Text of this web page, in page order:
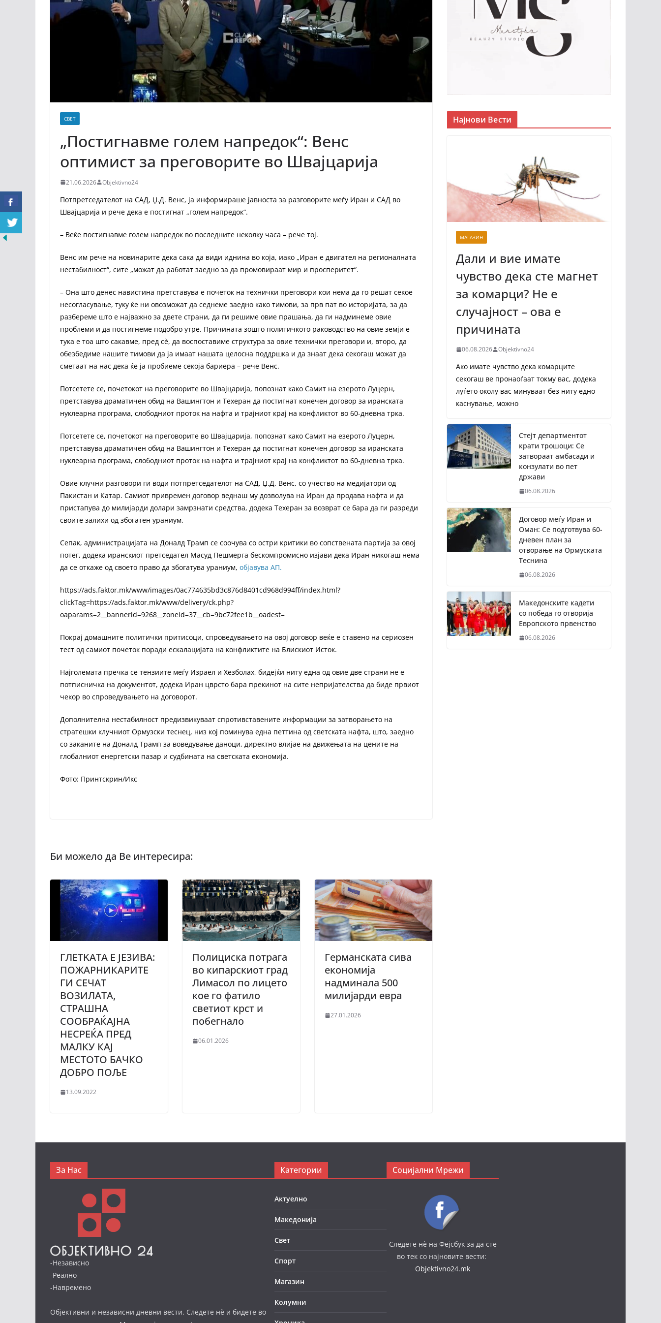
СВЕТ
„Постигнавме голем напредок“: Венс
оптимист за преговорите во Швајцарија
21.06.2026 Objektivno24
Потпретседателот на САД, Џ.Д. Венс, ја информираше јавноста за разговорите меѓу Иран и САД во
Швајцарија и рече дека е постигнат „голем напредок“.
– Веќе постигнавме голем напредок во последните неколку часа – рече тој.
Венс им рече на новинарите дека сака да види иднина во која, иако „Иран е двигател на регионалната
нестабилност“, сите „можат да работат заедно за да промовираат мир и просперитет“.
– Она што денес навистина претставува е почеток на технички преговори кои нема да го решат секое
несогласување, туку ќе ни овозможат да седнеме заедно како тимови, за прв пат во историјата, за да
разбереме што е најважно за двете страни, да ги решиме овие прашања, да ги надминеме овие
проблеми и да постигнеме подобро утре. Причината зошто политичкото раководство на овие земји е
тука е тоа што сакавме, пред сè, да воспоставиме структура за овие технички преговори и, второ, да
обезбедиме нашите тимови да ја имаат нашата целосна поддршка и да знаат дека секогаш можат да
сметаат на нас дека ќе ја пробиеме секоја бариера – рече Венс.
Потсетете се, почетокот на преговорите во Швајцарија, попознат како Самит на езерото Луцерн,
претставува драматичен обид на Вашингтон и Техеран да постигнат конечен договор за иранската
нуклеарна програма, слободниот проток на нафта и трајниот крај на конфликтот во 60-дневна трка.
Потсетете се, почетокот на преговорите во Швајцарија, попознат како Самит на езерото Луцерн,
претставува драматичен обид на Вашингтон и Техеран да постигнат конечен договор за иранската
нуклеарна програма, слободниот проток на нафта и трајниот крај на конфликтот во 60-дневна трка.
Овие клучни разговори ги води потпретседателот на САД, Џ.Д. Венс, со учество на медијатори од
Пакистан и Катар. Самиот привремен договор веднаш му дозволува на Иран да продава нафта и да
пристапува до милијарди долари замрзнати средства, додека Техеран за возврат се бара да ги разреди
своите залихи од збогатен ураниум.
Сепак, администрацијата на Доналд Трамп се соочува со остри критики во сопствената партија за овој
потег, додека иранскиот претседател Масуд Пешмерга бескомпромисно изјави дека Иран никогаш нема
да се откаже од своето право да збогатува ураниум, објавува АП.
https://ads.faktor.mk/www/images/0ac774635bd3c876d8401cd968d994ff/index.html?
clickTag=https://ads.faktor.mk/www/delivery/ck.php?
oaparams=2__bannerid=9268__zoneid=37__cb=9bc72fee1b__oadest=
Покрај домашните политички притисоци, спроведувањето на овој договор веќе е ставено на сериозен
тест од самиот почеток поради ескалацијата на конфликтите на Блискиот Исток.
Најголемата пречка се тензиите меѓу Израел и Хезболах, бидејќи ниту една од овие две страни не е
потписничка на документот, додека Иран цврсто бара прекинот на сите непријателства да биде првиот
чекор во спроведувањето на договорот.
Дополнителна нестабилност предизвикуваат спротивставените информации за затворањето на
стратешки клучниот Ормузски теснец, низ кој поминува една петтина од светската нафта, што, заедно
со заканите на Доналд Трамп за воведување даноци, директно влијае на движењата на цените на
глобалниот енергетски пазар и судбината на светската економија.
Фото: Принтскрин/Икс
ГЛETKATA Е JE3ИВА:
ПОЖAPНИКАРИТЕ
ГИ СЕЧАТ
ВОЗИЛАТА,
СТPAШНА
COOБРАЌАЈНА
НЕCPEЌA ПРЕД
МАЛКУ КАЈ
МЕСТОТО БАЧКО
ДОБРО ПОЉЕ
13.09.2022
Полициска потрага
во кипарскиот град
Лимасол по лицето
кое го фатило
светиот крст и
побегнало
06.01.2026
Германската сива
економија
надминала 500
милијарди евра
27.01.2026
Најнови Вести
МАГАЗИН
Дали и вие имате
чувство дека сте магнет
за комарци? Не е
случајност – ова е
причината
06.08.2026 Objektivno24
Ако имате чувство дека комарците
секогаш ве пронаоѓаат токму вас, додека
луѓето околу вас минуваат без ниту едно
каснување, можно
Стејт департментот
крати трошоци: Се
затвораат амбасади и
конзулати во пет
држави
06.08.2026
Договор меѓу Иран и
Оман: Се подготвува 60-
дневен план за
отворање на Ормуската
Теснина
06.08.2026
Македонските кадети
со победа го отворија
Европското првенство
06.08.2026
За Нас
-Независно
-Реално
-Навремено
Објективни и независни дневни вести. Следете нè и бидете во
Категории
Актуелно
Македонија
Свет
Спорт
Магазин
Колумни
Социјални Мрежи
Следете нè на Фејсбук за да сте
во тек со најновите вести:
Objektivno24.mk